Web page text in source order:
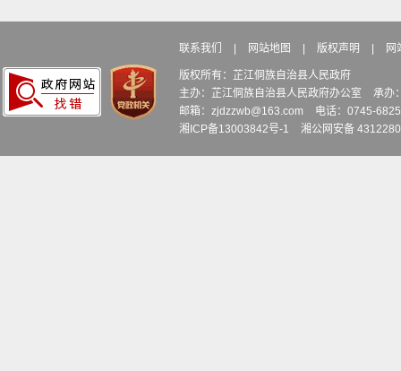
联系我们 网站地图 版权声明 网
版权所有：芷江侗族自治县人民政府
主办：芷江侗族自治县人民政府办公室
承办
邮箱：zjdzzwb@163.com
电话：0745-
湘ICP备13003842号-1
湘公网安备